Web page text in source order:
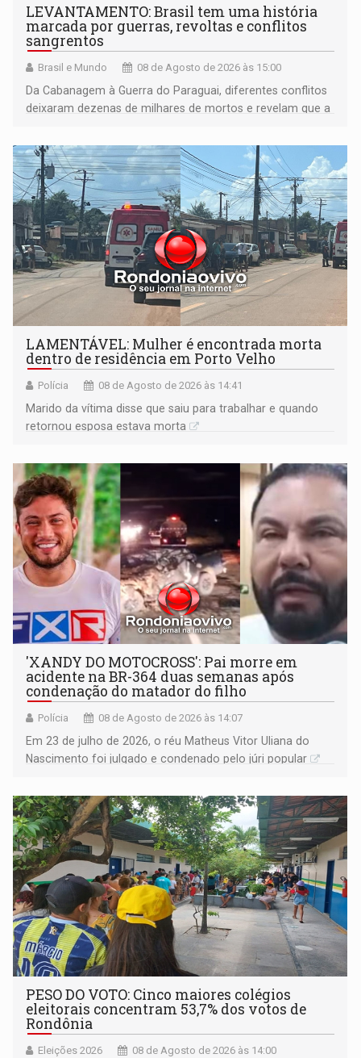
LEVANTAMENTO: Brasil tem uma história
marcada por guerras, revoltas e conflitos
sangrentos
Brasil e Mundo 08 de Agosto de 2026 às 15:00
Da Cabanagem à Guerra do Paraguai, diferentes conflitos
deixaram dezenas de milhares de mortos e revelam que a
territoriais e sociais
LAMENTÁVEL: Mulher é encontrada morta
dentro de residência em Porto Velho
Polícia 08 de Agosto de 2026 às 14:41
Marido da vítima disse que saiu para trabalhar e quando
retornou esposa estava morta
'XANDY DO MOTOCROSS': Pai morre em
acidente na BR-364 duas semanas após
condenação do matador do filho
Polícia 08 de Agosto de 2026 às 14:07
Em 23 de julho de 2026, o réu Matheus Vitor Uliana do
Nascimento foi julgado e condenado pelo júri popular
PESO DO VOTO: Cinco maiores colégios
eleitorais concentram 53,7% dos votos de
Rondônia
Eleições 2026 08 de Agosto de 2026 às 14:00